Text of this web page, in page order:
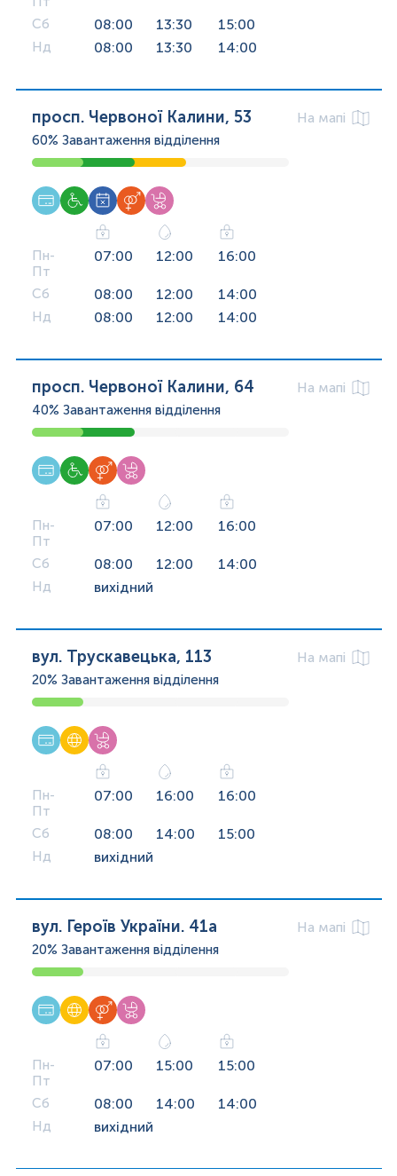
Сб
08:00 13:30 15:00
Нд 08:00 13:30 14:00
просп. Червоної Калини, 53
На мапі
60% Завантаження відділення
Пн-
Пт
07:00 12:00 16:00
Сб 08:00 12:00 14:00
Нд 08:00 12:00 14:00
просп. Червоної Калини, 64
На мапі
40% Завантаження відділення
Пн-
Пт
07:00 12:00 16:00
Сб 08:00 12:00 14:00
Нд вихідний
вул. Трускавецька, 113
На мапі
20% Завантаження відділення
Пн-
Пт
07:00 16:00 16:00
Сб 08:00 14:00 15:00
Нд вихідний
вул. Героїв України. 41а
На мапі
20% Завантаження відділення
Пн-
Пт
07:00 15:00 15:00
Сб 08:00 14:00 14:00
Нд вихідний